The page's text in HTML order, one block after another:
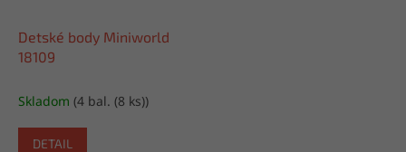
Detské body Miniworld
18109
Skladom (4 bal. (8 ks))
DETAIL